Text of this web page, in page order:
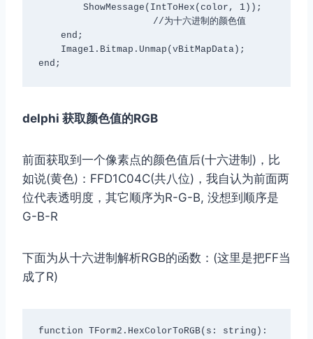
//为十六进制的颜色值
end;
delphi 获取颜色值的RGB
前面获取到一个像素点的颜色值后(十六进制)，比
如说(黄色)：FFD1C04C(共八位)，我自认为前面两
位代表透明度，其它顺序为R-G-B, 没想到顺序是
G-B-R
下面为从十六进制解析RGB的函数：(这里是把FF当
成了R)
function TForm2.HexColorToRGB(s: string):